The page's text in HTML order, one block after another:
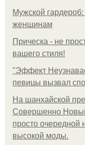
Мужской
женщинам
Прическа - не
вашего стиля!
"Эффект
певицы вызвал
На шанхайской
Совершенно
просто очередной
высокой моды.